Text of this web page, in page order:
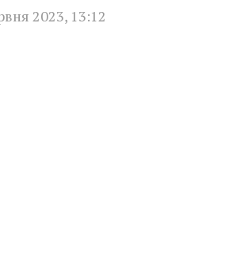
2023, 13:12